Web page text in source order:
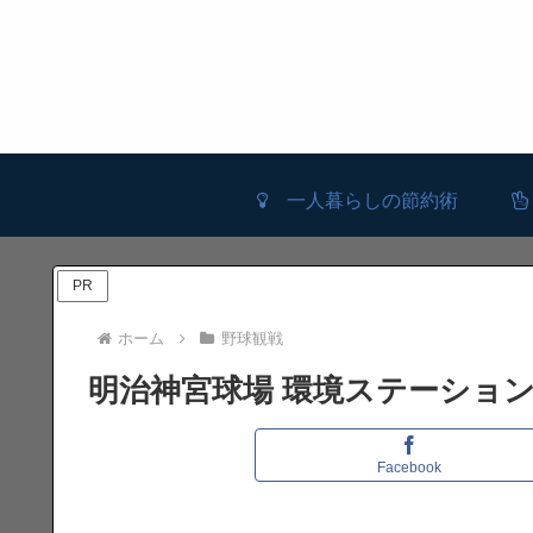
一人暮らしの節約術
PR
ホーム 野球観戦
明治神宮球場 環境ステーショ
Facebook